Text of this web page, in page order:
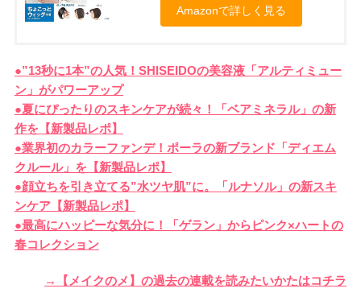
Amazonで詳しく見る
●”13秒に1本”の人気！SHISEIDOの美容液「アルティミュー
ン」がパワーアップ
●夏にぴったりのスキンケアが続々！「ベアミネラル」の新
作を【新製品レポ】
●業界初のカラーファンデ！ポーラの新ブランド「ディエム
クルール」を【新製品レポ】
●顔立ちを引き立てる”水ツヤ肌”に。「ルナソル」の新スキ
ンケア【新製品レポ】
●最高にハッピーな気分に！「ゲラン」からピンク×ハートの
春コレクション
→【メイクのメ】の過去の連載を読みたいかたはコチラ